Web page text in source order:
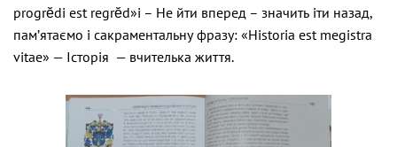
progrĕdi est regrĕd»i – Не йти вперед – значить іти назад,
пам’ятаємо і сакраментальну фразу: «Historia est megistra
vitae» — Історія — вчителька життя.